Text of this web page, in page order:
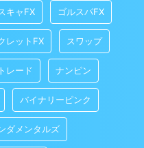
キャFX ゴルスパFX
レットFX スワップ
レード ナンピン
バイナリーピンク
ダメンタルズ